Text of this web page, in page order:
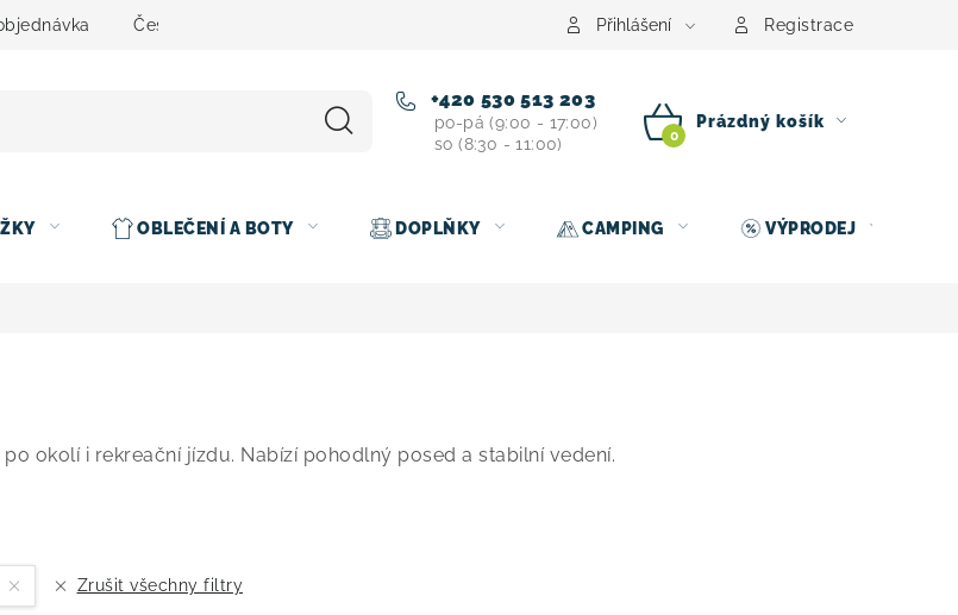
Čeština Půjčovna nosičů kol Kontakt
Přihlášení Registrace
+420 530 513 203
po-pá (9:00 - 17:00)
so (8:30 - 11:00)
NÁKUPNÍ
Prázdný košík
OBLEČENÍ A BOTY DOPLŇKY CAMPING VÝPRODEJ
okolí i rekreační jízdu. Nabízí pohodlný posed a stabilní vedení.
Zrušit všechny filtry